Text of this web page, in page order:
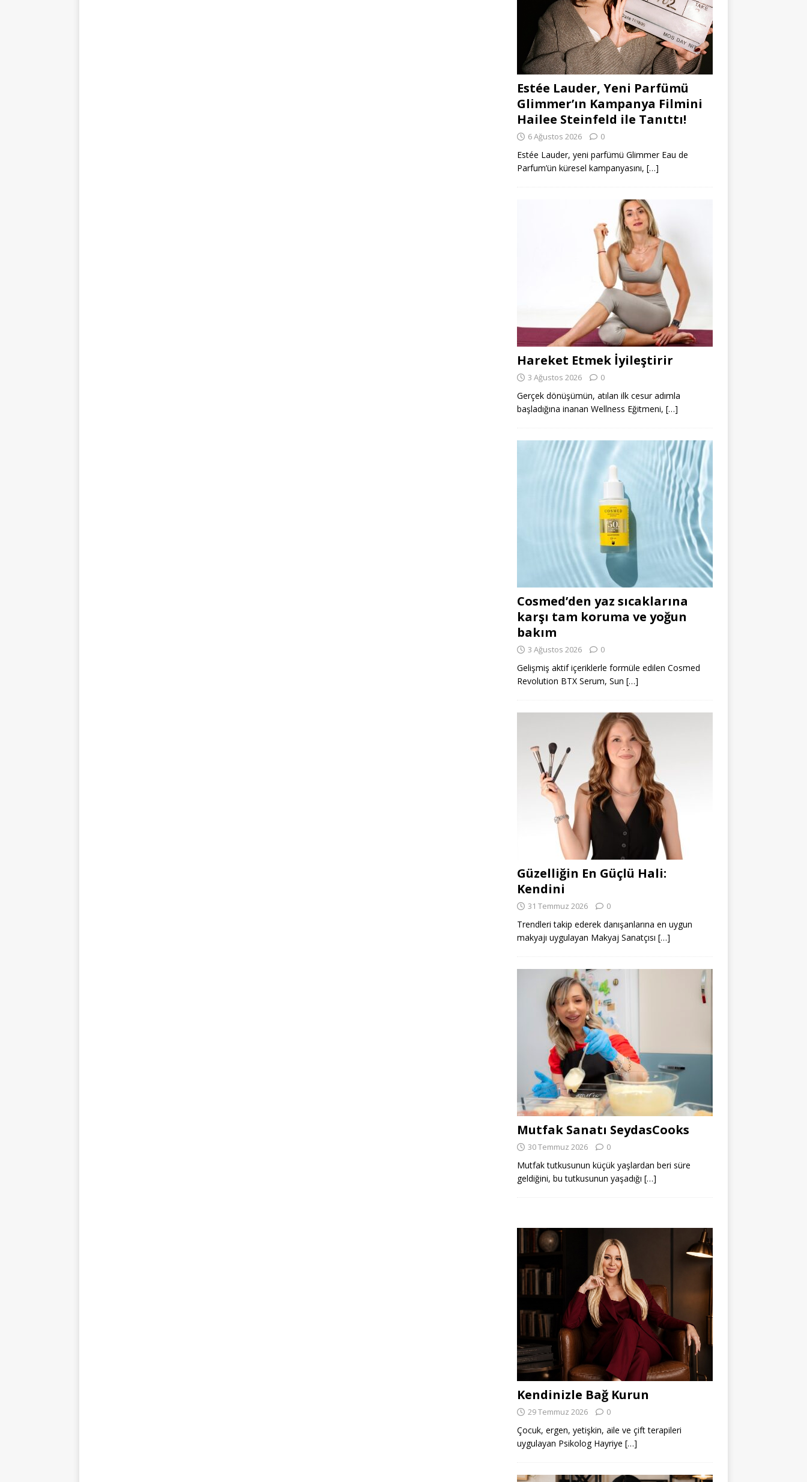
Estée Lauder, Yeni Parfümü
Glimmer’ın Kampanya Filmini
Hailee Steinfeld ile Tanıttı!
6 Ağustos 2026 0
Estée Lauder, yeni parfümü Glimmer Eau de
Parfum’ün küresel kampanyasını, […]
Hareket Etmek İyileştirir
3 Ağustos 2026 0
Gerçek dönüşümün, atılan ilk cesur adımla
başladığına inanan Wellness Eğitmeni, […]
Cosmed’den yaz sıcaklarına
karşı tam koruma ve yoğun
bakım
3 Ağustos 2026 0
Gelişmiş aktif içeriklerle formüle edilen Cosmed
Revolution BTX Serum, Sun […]
Güzelliğin En Güçlü Hali:
Kendini
31 Temmuz 2026 0
Trendleri takip ederek danışanlarına en uygun
makyajı uygulayan Makyaj Sanatçısı […]
Mutfak Sanatı SeydasCooks
30 Temmuz 2026 0
Mutfak tutkusunun küçük yaşlardan beri süre
geldiğini, bu tutkusunun yaşadığı […]
Kendinizle Bağ Kurun
29 Temmuz 2026 0
Çocuk, ergen, yetişkin, aile ve çift terapileri
uygulayan Psikolog Hayriye […]